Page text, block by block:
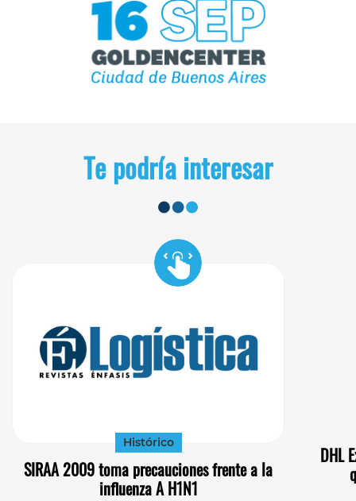
Te podría interesar
Histórico
SIRAA 2009 toma precauciones frente a la
influenza A H1N1
DHL